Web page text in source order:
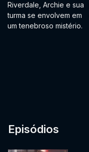
Riverdale, Archie e sua
turma se envolvem em
um tenebroso mistério.
Episódios